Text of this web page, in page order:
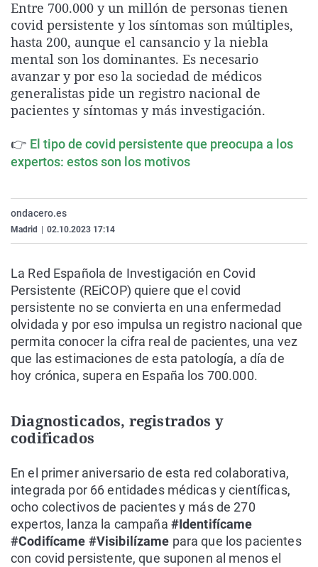
La rosa de los vientos
Gente viajera
Como el perro y el
Caso
Retornados
Equipo de
Operación Viuda
Extremadura
Galicia
La Rioja
Navarra
País Vasco
Virales
Televisión
Elecciones
Entre 700.000 y un millón de personas tienen
covid persistente y los síntomas son múltiples,
hasta 200, aunque el cansancio y la niebla
mental son los dominantes. Es necesario
avanzar y por eso la sociedad de médicos
generalistas pide un registro nacional de
pacientes y síntomas y más investigación.
👉 El tipo de covid persistente que preocupa a los
expertos: estos son los motivos
ondacero.es
Madrid 02.10.2023 17:14
La Red Española de Investigación en Covid
Persistente (REiCOP) quiere que el covid
persistente no se convierta en una enfermedad
olvidada y por eso impulsa un registro nacional que
permita conocer la cifra real de pacientes, una vez
que las estimaciones de esta patología, a día de
hoy crónica, supera en España los 700.000.
Diagnosticados, registrados y
codificados
En el primer aniversario de esta red colaborativa,
integrada por 66 entidades médicas y científicas,
ocho colectivos de pacientes y más de 270
expertos, lanza la campaña #Identifícame
#Codifícame #Visibilízame para que los pacientes
con covid persistente, que suponen al menos el